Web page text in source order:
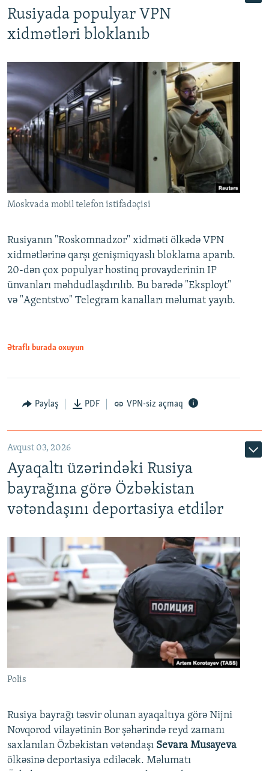
Rusiyada populyar VPN
xidmətləri bloklanıb
Moskvada mobil telefon istifadəçisi
Rusiyanın "Roskomnadzor" xidməti ölkədə VPN
xidmətlərinə qarşı genişmiqyaslı bloklama aparıb.
20-dən çox populyar hostinq provayderinin IP
ünvanları məhdudlaşdırılıb. Bu barədə "Eksployt"
və "Agentstvo" Telegram kanalları məlumat yayıb.
Ətraflı burada oxuyun
Paylaş PDF VPN-siz açmaq
Avqust 03, 2026
Ayaqaltı üzərindəki Rusiya
bayrağına görə Özbəkistan
vətəndaşını deportasiya etdilər
Polis
Rusiya bayrağı təsvir olunan ayaqaltıya görə Nijni
Novqorod vilayətinin Bor şəhərində reyd zamanı
saxlanılan Özbəkistan vətəndaşı Sevara Musayeva
ölkəsinə deportasiya ediləcək. Məlumatı